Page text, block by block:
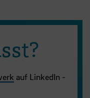
auf LinkedIn -